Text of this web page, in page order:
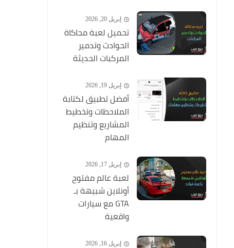
إبريل 20, 2026
تحميل لعبة محاكاة
الحوادث وتدمير
المركبات الحديثة
إبريل 19, 2026
أفضل تطبيق لكتابة
الملاحظات وتخطيط
المشاريع وتنظيم
المهام
إبريل 17, 2026
لعبة عالم مفتوح
أونلاين شبيهة بـ
GTA مع سيارات
واقعية
إبريل 16, 2026